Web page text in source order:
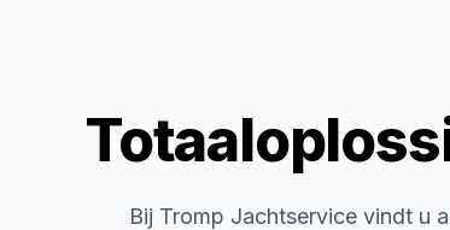
Bij Tromp Jachtservice vindt u